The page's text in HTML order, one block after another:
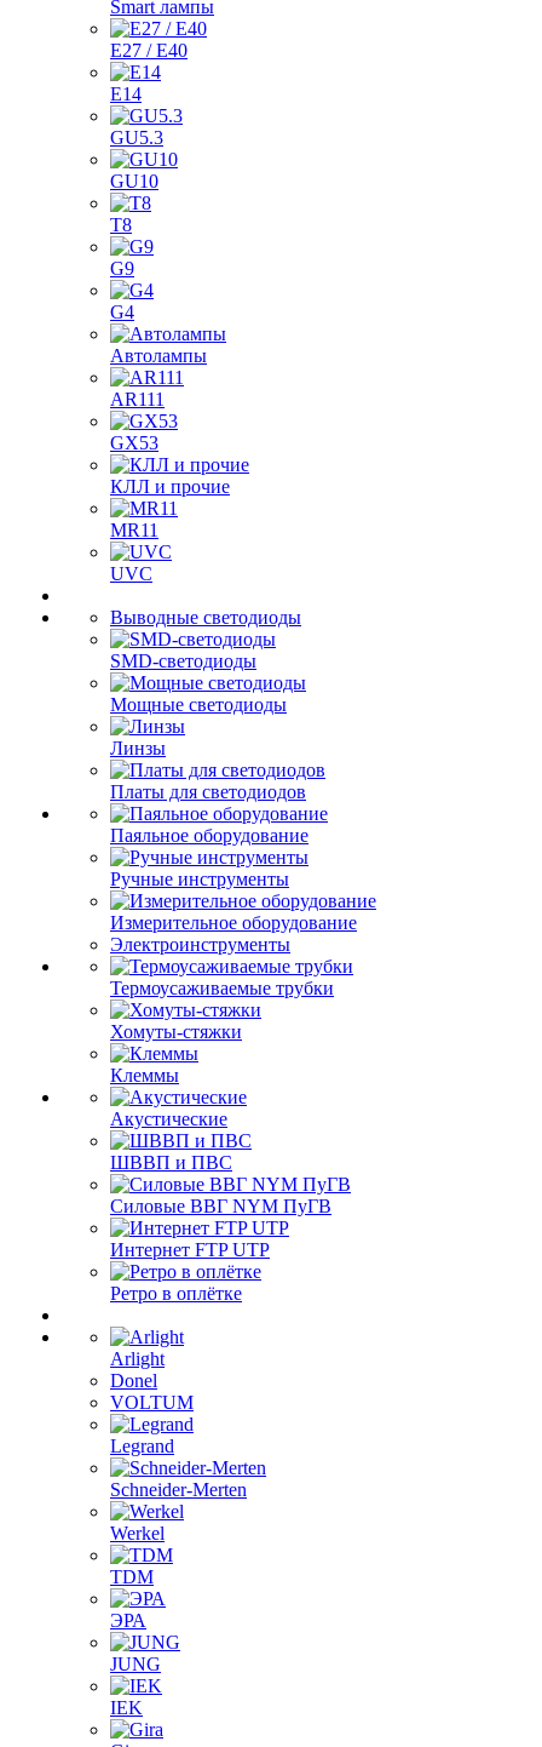
Smart лампы
E27 / E40
E14
GU5.3
GU10
T8
G9
G4
Автолампы
AR111
GX53
КЛЛ и прочие
MR11
UVC
Выводные светодиоды
SMD-светодиоды
Мощные светодиоды
Линзы
Платы для светодиодов
Паяльное оборудование
Ручные инструменты
Измерительное оборудование
Электроинструменты
Термоусаживаемые трубки
Хомуты-стяжки
Клеммы
Акустические
ШВВП и ПВС
Силовые ВВГ NYM ПуГВ
Интернет FTP UTP
Ретро в оплётке
Arlight
Donel
VOLTUM
Legrand
Schneider-Merten
Werkel
TDM
ЭРА
JUNG
IEK